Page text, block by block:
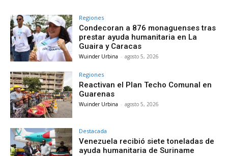
Regiones
Condecoran a 876 monaguenses tras
prestar ayuda humanitaria en La
Guaira y Caracas
Wuinder Urbina - agosto 5, 2026
Regiones
Reactivan el Plan Techo Comunal en
Guarenas
Wuinder Urbina - agosto 5, 2026
Destacada
Venezuela recibió siete toneladas de
ayuda humanitaria de Suriname